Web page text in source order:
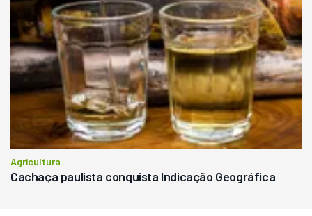
Agricultura
Cachaça paulista conquista Indicação Geográfica